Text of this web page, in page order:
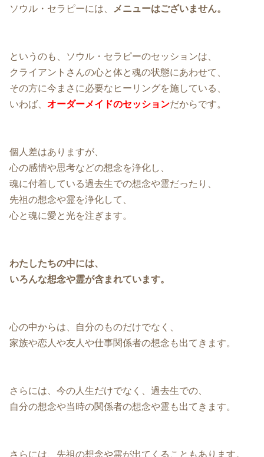
ソウル・セラピーには、 メニューはございません。
というのも、ソウル・セラピーのセッションは、
クライアントさんの心と体と魂の状態にあわせて、
その方に今まさに必要なヒーリングを施している、
いわば、 オーダーメイドのセッションだからです。
個人差はありますが、
心の感情や思考などの想念を浄化し、
魂に付着している過去生での想念や霊だったり、
先祖の想念や霊を浄化して、
心と魂に愛と光を注ぎます。
わたしたちの中には、
いろんな想念や霊が含まれています。
心の中からは、自分のものだけでなく、
家族や恋人や友人や仕事関係者の想念も出てきます。
さらには、今の人生だけでなく、過去生での、
自分の想念や当時の関係者の想念や霊も出てきます。
さらには、先祖の想念や霊が出てくることもあります。